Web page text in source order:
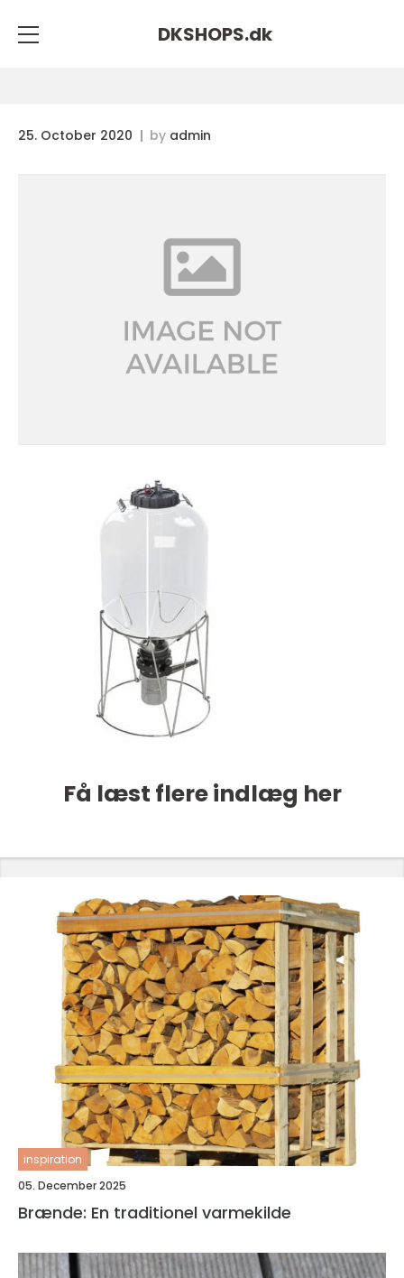
DKSHOPS.dk
25. October 2020 by admin
Få læst flere indlæg her
inspiration
05. December 2025
Brænde: En traditionel varmekilde